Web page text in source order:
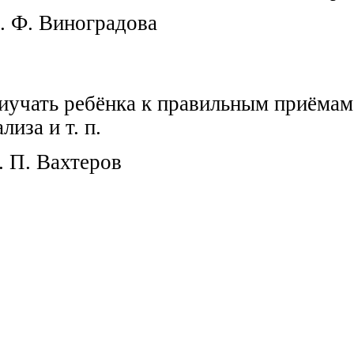
ребёнка к правильным
и т. п.